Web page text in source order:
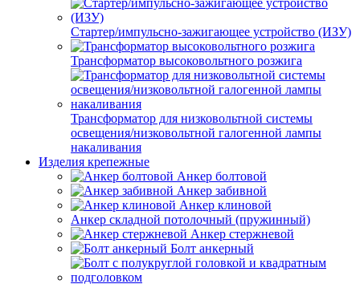
Стартер/импульсно-зажигающее устройство (ИЗУ)
Трансформатор высоковольтного розжига
Трансформатор для низковольтной системы
освещения/низковольтной галогенной лампы
накаливания
Изделия крепежные
Анкер болтовой
Анкер забивной
Анкер клиновой
Анкер складной потолочный (пружинный)
Анкер стержневой
Болт анкерный